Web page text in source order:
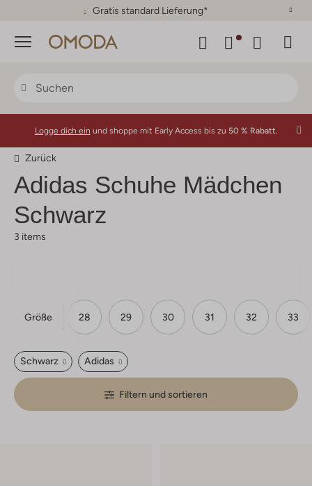
30 Tage Rückgaberecht
Menü
Logge dich ein und shoppe mit Early Access bis zu 50 % Rabatt.
Zurück
Adidas Schuhe Mädchen
Schwarz
3 items
Größe
21 28 29 30 31 32 33
Schwarz Adidas
Filtern und sortieren